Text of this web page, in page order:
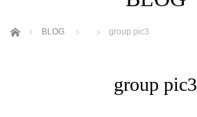
ホーム BLOG group pic3
group pic3